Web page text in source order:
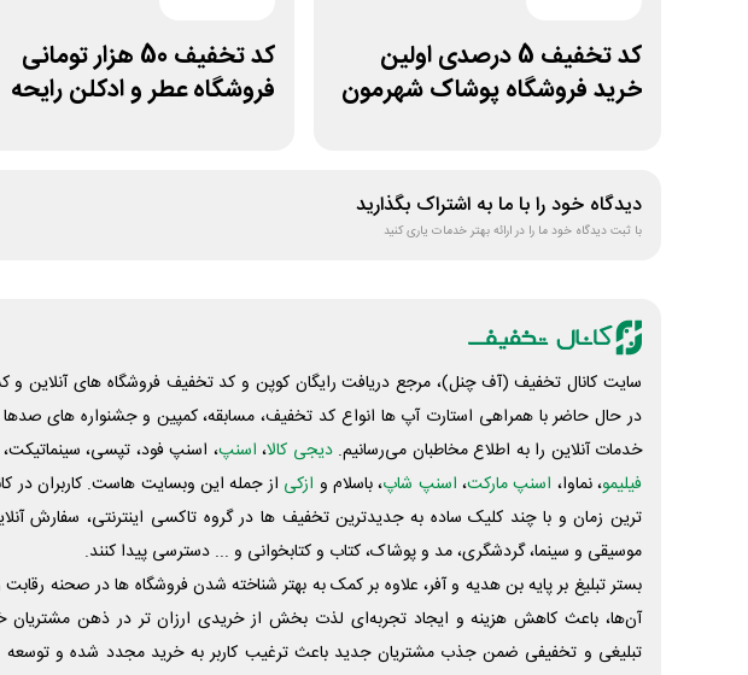
کد تخفیف 5 درصدی اولین
خرید فروشگاه پوشاک شهرمون
کد تخفیف 50 هزار تومانی
فروشگاه عطر و ادکلن رایحه
دیدگاه خود را با ما به اشتراک بگذارید
با ثبت دیدگاه خود ما را در ارائه بهتر خدمات یاری کنید
سایت کانال تخفیف (آف چنل)، مرجع دریافت رایگان کوپن و کد تخفیف فروشگاه های آنلاین و
در حال حاضر با همراهی استارت آپ ها انواع کد تخفیف، مسابقه، کمپین و جشنواره های صدها
خدمات آنلاین را به اطلاع مخاطبان می‌رسانیم. دیجی کالا، اسنپ، اسنپ فود، تپسی، سینماتیکت،
فیلیمو، نماوا، اسنپ مارکت، اسنپ شاپ، باسلام و ازکی از جمله این وبسایت ‌هاست. کاربران در
ترین زمان و با چند کلیک ساده به جدیدترین تخفیف ها در گروه تاکسی اینترنتی، سفارش
موسیقی و سینما، گردشگری، مد و پوشاک، کتاب و کتابخوانی و ... دسترسی پیدا کنند.
بستر تبلیغ بر پایه بن هدیه و آفر، علاوه بر کمک به بهتر شناخته شدن فروشگاه ها در صحنه
آن‌ها، باعث کاهش هزینه و ایجاد تجربه‌ای لذت بخش از خریدی ارزان تر در ذهن
تبلیغی و تخفیفی ضمن جذب مشتریان جدید باعث ترغیب کاربر به خرید مجدد شده و